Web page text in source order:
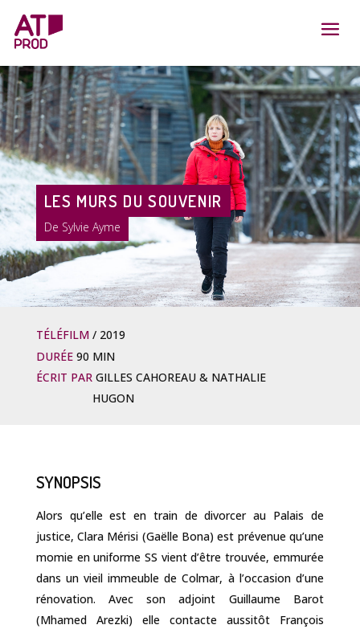
LES MURS DU SOUVENIR
Sylvie Ayme
TÉLÉFILM
2019
DURÉE 90 MIN
ÉCRIT PAR GILLES CAHOREAU & NATHALIE
HUGON
SYNOPSIS
Alors qu’elle est en train de divorcer au Palais de
justice, Clara Mérisi (Gaëlle Bona) est prévenue qu’une
momie en uniforme SS vient d’être trouvée, emmurée
dans un vieil immeuble de Colmar, à l’occasion d’une
rénovation. Avec son adjoint Guillaume Barot
(Mhamed Arezki) elle contacte aussitôt François